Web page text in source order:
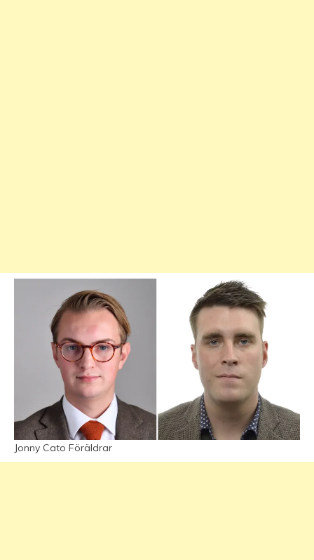
Jonny Cato Föräldrar